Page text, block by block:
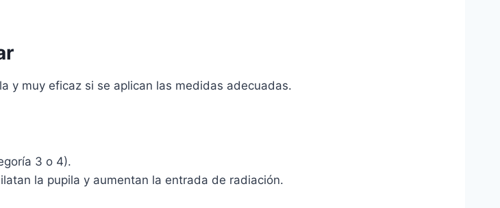
y muy eficaz si se aplican las medidas adecuadas.
3 o 4).
la pupila y aumentan la entrada de radiación.